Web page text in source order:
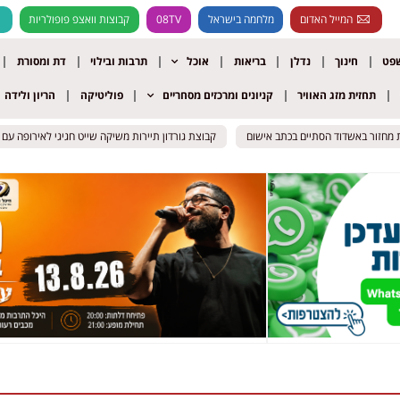
המייל האדום מלחמה בישראל 08TV קבוצות וואצפ פופולריות
חינוך נדלן בריאות אוכל תרבות ובילוי דת ומסורת
תחזית מזג האוויר קניונים ומרכזים מסחריים פוליטיקה הריון ולידה
מחזור באשדוד הסתיים בכתב אישום קבוצת גורדון תיירות משיקה שייט חגיגי לאירופה עם מחזור באשדוד הסתיים בכתב אישום קבוצת גורדון תיירות משיקה שייט חגיגי לאירופה עם